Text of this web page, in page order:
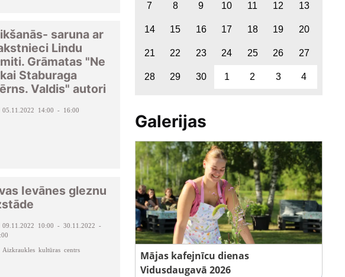
saruna ar
Lindu
Grāmatas "Ne
Staburaga
Valdis" autori
05.11.2022 14:00 - 16:00
Ievānes gleznu
09.11.2022 10:00 - 30.11.2022 -
Aizkraukles kultūras centrs
7 8 9 10 11 12 13
14 15 16 17 18 19 20
21 22 23 24 25 26 27
28 29 30 1 2 3 4
Galerijas
Mājas kafejnīcu dienas
Vidusdaugavā 2026